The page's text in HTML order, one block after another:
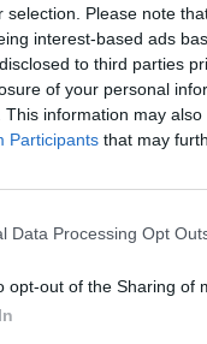
selection. Please note
interest-based ads
to third parties
of your personal
This information may
Participants that may
Data Processing Opt
opt-out of the Sharing of
ήταν. Για
από 11,8 λεπτά /
από τον
Το πράσινο
από 11 λεπτά/
υπόλοιπες.
για το μήνα
που ήταν τον